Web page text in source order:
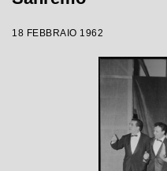
18 FEBBRAIO 1962